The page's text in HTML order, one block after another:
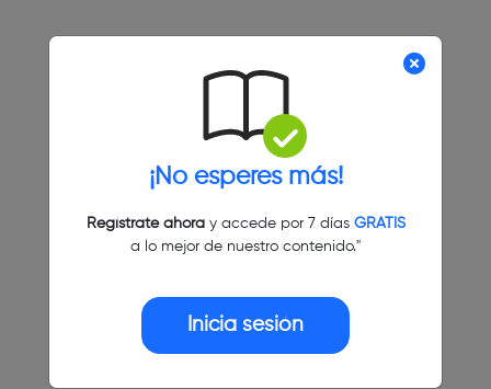
¡No esperes más!
Regístrate ahoray accede por 7 días GRATIS
a lo mejor de nuestro contenido."
Inicia sesión